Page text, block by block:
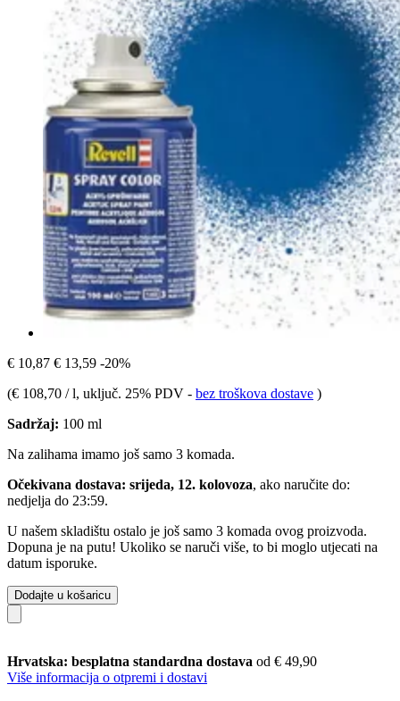
€ 10,87 € 13,59 -20%
(€ 108,70 / l, uključ. 25% PDV - bez troškova dostave )
Sadržaj: 100 ml
Na zalihama imamo još samo 3 komada.
Očekivana dostava: srijeda, 12. kolovoza, ako naručite do:
nedjelja do 23:59.
U našem skladištu ostalo je još samo 3 komada ovog proizvoda.
Dopuna je na putu! Ukoliko se naruči više, to bi moglo utjecati na
datum isporuke.
Dodajte u košaricu
Hrvatska: besplatna standardna dostava od € 49,90
Više informacija o otpremi i dostavi